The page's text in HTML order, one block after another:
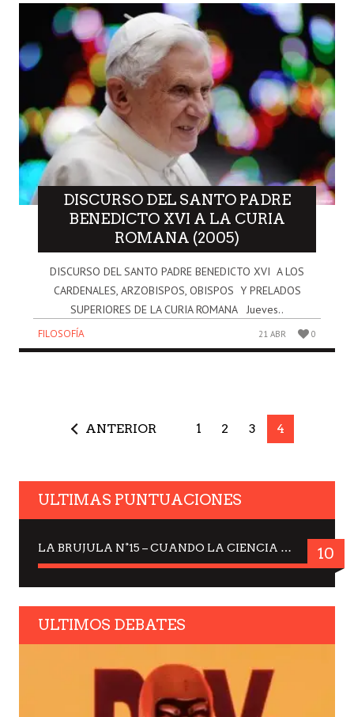
DISCURSO DEL SANTO PADRE
BENEDICTO XVI A LA CURIA
ROMANA (2005)
DISCURSO DEL SANTO PADRE BENEDICTO XVI A LOS
CARDENALES, ARZOBISPOS, OBISPOS Y PRELADOS
SUPERIORES DE LA CURIA ROMANA Jueves..
FILOSOFÍA 21 ABR 0
ANTERIOR 1 2 3 4
ULTIMAS PUNTUACIONES
LA BRUJULA N°15 – CUANDO LA CIENCIA MIRA AL CIELO, DRA. ELISABETH KÜBLER-ROSS 10
ULTIMOS DEBATES